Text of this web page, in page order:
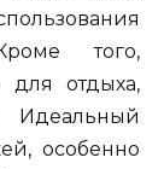
того,
для отдыха,
Идеальный
особенно